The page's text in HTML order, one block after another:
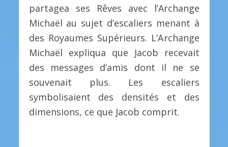
partagea ses Rêves avec l’Archange
Michaël au sujet d’escaliers menant à
des Royaumes Supérieurs. L’Archange
Michaël expliqua que Jacob recevait
des messages d’amis dont il ne se
souvenait plus. Les escaliers
symbolisaient des densités et des
dimensions, ce que Jacob comprit.